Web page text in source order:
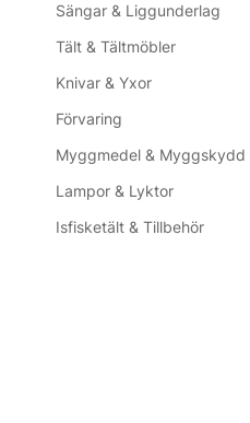
Sängar & Liggunderlag
Tält & Tältmöbler
Knivar & Yxor
Förvaring
Myggmedel & Myggskydd
Lampor & Lyktor
Isfisketält & Tillbehör